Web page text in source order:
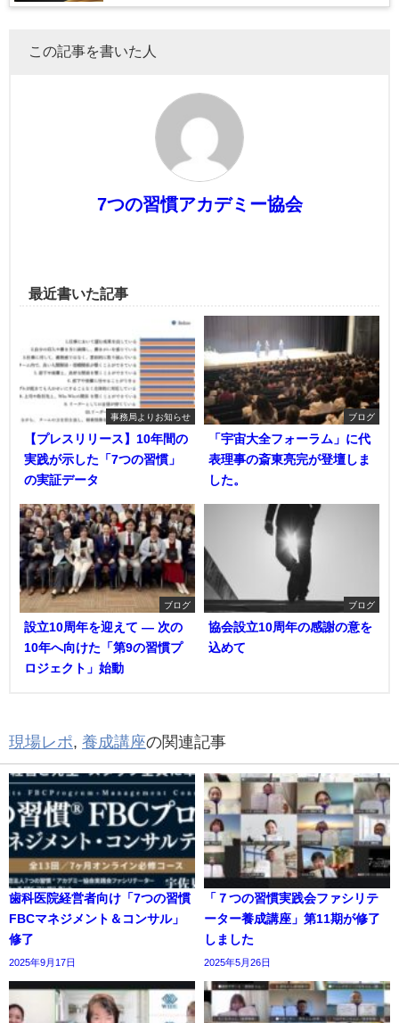
この記事を書いた人
7つの習慣アカデミー協会
最近書いた記事
事務局よりお知らせ
【プレスリリース】10年間の
実践が示した「7つの習慣」
の実証データ
ブログ
「宇宙大全フォーラム」に代
表理事の斎東亮完が登壇しま
した。
ブログ
設立10周年を迎えて ― 次の
10年へ向けた「第9の習慣プ
ロジェクト」始動
ブログ
協会設立10周年の感謝の意を
込めて
現場レポ, 養成講座の関連記事
歯科医院経営者向け「7つの習慣
FBCマネジメント＆コンサル」
修了
2025年9月17日
「７つの習慣実践会ファシリテ
ーター養成講座」第11期が修了
しました
2025年5月26日